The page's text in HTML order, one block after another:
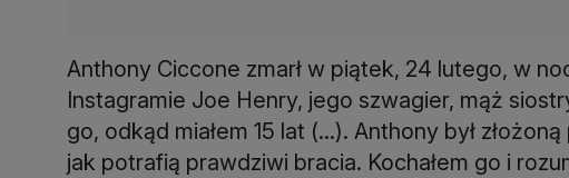
Anthony Ciccone zmarł w piątek, 24 lutego, w
Instagramie Joe Henry, jego szwagier, mąż
go, odkąd miałem 15 lat (...). Anthony był
jak potrafią prawdziwi bracia. Kochałem go i